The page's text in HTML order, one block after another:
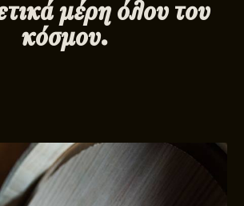
μέρη όλου του
κόσμου.